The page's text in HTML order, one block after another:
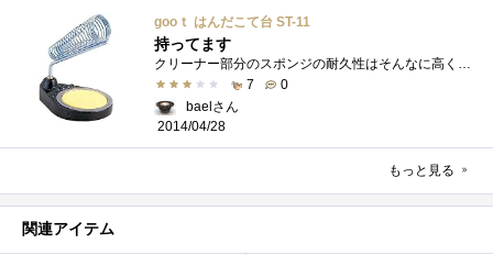
gooｔ はんだこて台 ST-11
持ってます
7
0
baelさん
2014/04/28
もっと見る
関連アイテム